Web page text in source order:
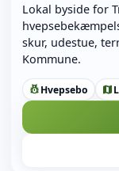
Lokal byside for
skur, udestue,
Kommune.
pest_controlHvepsebo map